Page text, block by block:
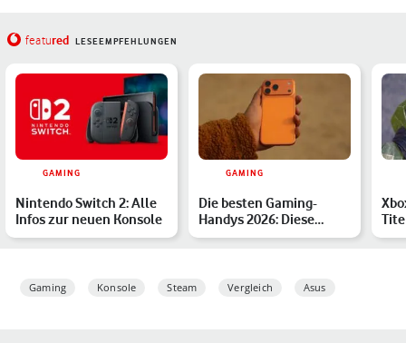
featured LESEEMPFEHLUNGEN
GAMING
Nintendo Switch 2: Alle
Infos zur neuen Konsole
GAMING
Die besten Gaming-
Handys 2026: Diese
Smartphones haben
Gaming Konsole Steam Vergleich Asus